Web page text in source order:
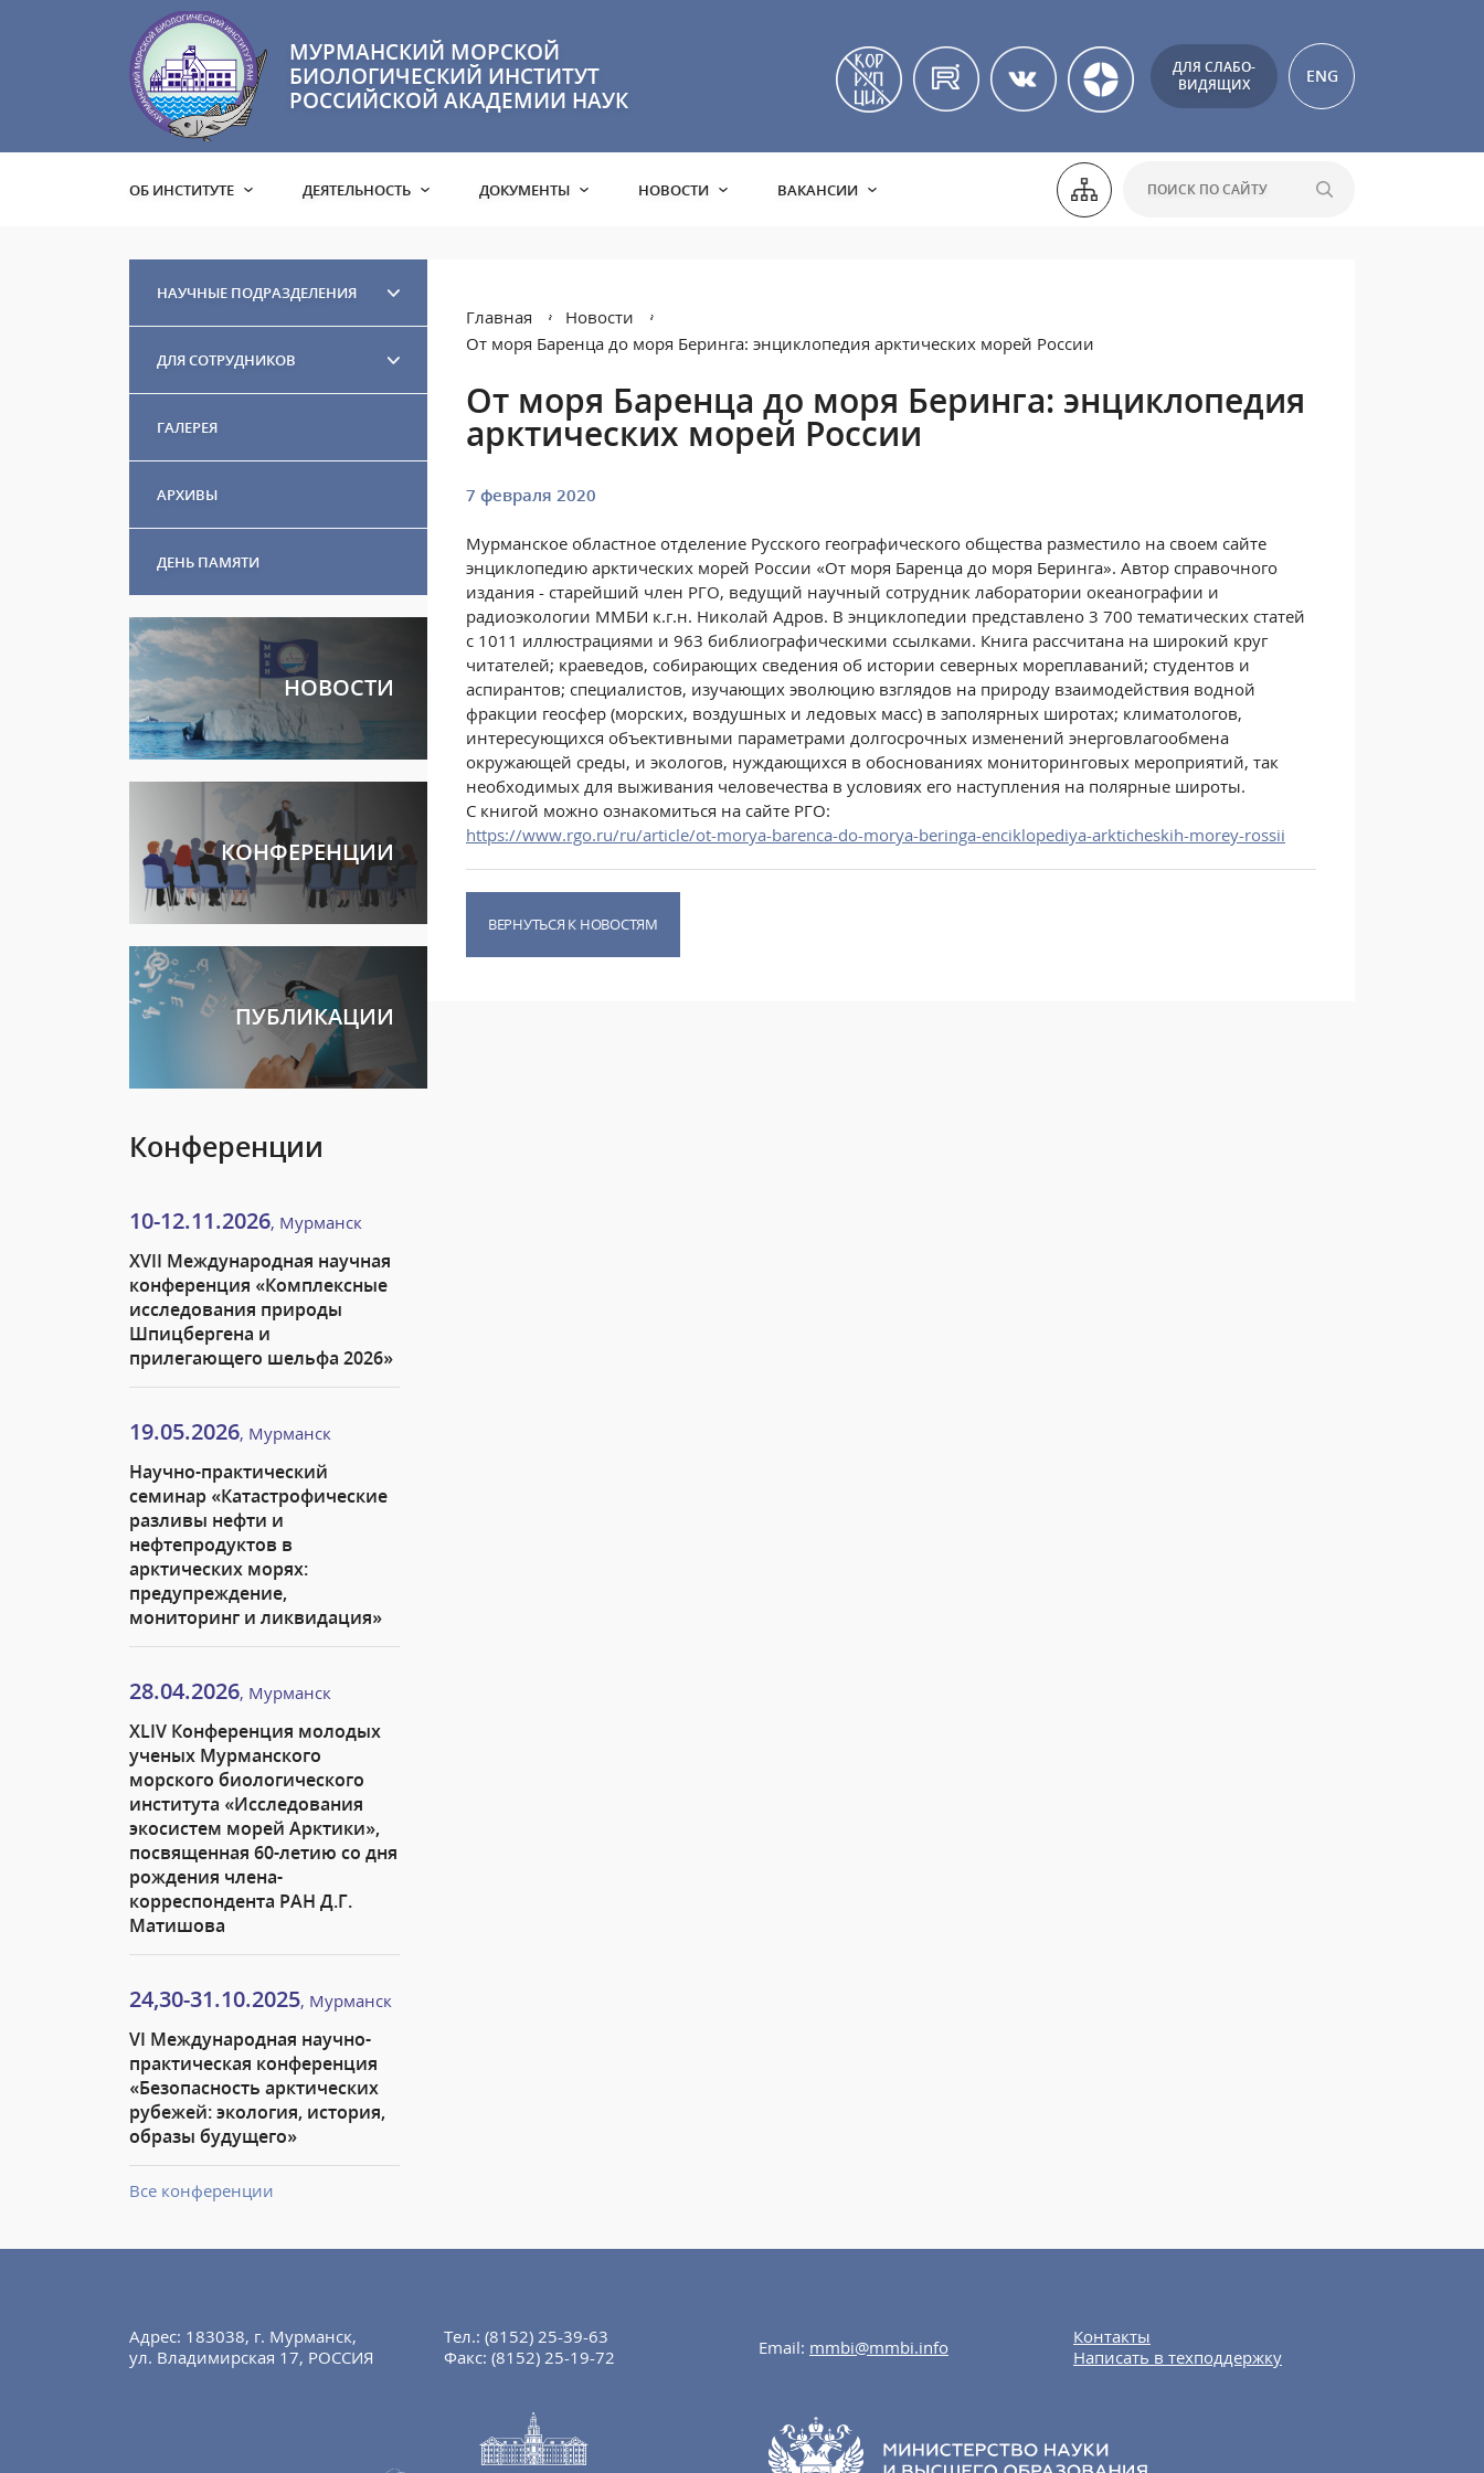
МУРМАНСКИЙ МОРСКОЙ
БИОЛОГИЧЕСКИЙ ИНСТИТУТ
РОССИЙСКОЙ АКАДЕМИИ НАУК
ДЛЯ СЛАБО-
ВИДЯЩИХ
ENG
ОБ ИНСТИТУТЕ ДЕЯТЕЛЬНОСТЬ ДОКУМЕНТЫ НОВОСТИ ВАКАНСИИ
НАУЧНЫЕ ПОДРАЗДЕЛЕНИЯ
ДЛЯ СОТРУДНИКОВ
ГАЛЕРЕЯ
АРХИВЫ
ДЕНЬ ПАМЯТИ
НОВОСТИ
КОНФЕРЕНЦИИ
ПУБЛИКАЦИИ
Конференции
10-12.11.2026, Мурманск
XVII Международная научная
конференция «Комплексные
исследования природы
Шпицбергена и
прилегающего шельфа 2026»
19.05.2026, Мурманск
Научно-практический
семинар «Катастрофические
разливы нефти и
нефтепродуктов в
арктических морях:
предупреждение,
мониторинг и ликвидация»
28.04.2026, Мурманск
XLIV Конференция молодых
ученых Мурманского
морского биологического
института «Исследования
экосистем морей Арктики»,
посвященная 60-летию со дня
рождения члена-
корреспондента РАН Д.Г.
Матишова
24,30-31.10.2025, Мурманск
VI Международная научно-
практическая конференция
«Безопасность арктических
рубежей: экология, история,
образы будущего»
Все конференции
Главная
Новости
От моря Баренца до моря Беринга: энциклопедия арктических морей России
От моря Баренца до моря Беринга: энциклопедия
арктических морей России
7 февраля 2020
Мурманское областное отделение Русского географического общества разместило на своем сайте
энциклопедию арктических морей России «От моря Баренца до моря Беринга». Автор справочного
издания - старейший член РГО, ведущий научный сотрудник лаборатории океанографии и
радиоэкологии ММБИ к.г.н. Николай Адров. В энциклопедии представлено 3 700 тематических статей
с 1011 иллюстрациями и 963 библиографическими ссылками. Книга рассчитана на широкий круг
читателей; краеведов, собирающих сведения об истории северных мореплаваний; студентов и
аспирантов; специалистов, изучающих эволюцию взглядов на природу взаимодействия водной
фракции геосфер (морских, воздушных и ледовых масс) в заполярных широтах; климатологов,
интересующихся объективными параметрами долгосрочных изменений энерговлагообмена
окружающей среды, и экологов, нуждающихся в обоснованиях мониторинговых мероприятий, так
необходимых для выживания человечества в условиях его наступления на полярные широты.
С книгой можно ознакомиться на сайте РГО:
https://www.rgo.ru/ru/article/ot-morya-barenca-do-morya-beringa-enciklopediya-arkticheskih-morey-rossii
ВЕРНУТЬСЯ К НОВОСТЯМ
Адрес: 183038, г. Мурманск,
ул. Владимирская 17, РОССИЯ
Тел.: (8152) 25-39-63
Факс: (8152) 25-19-72 Email: mmbi@mmbi.info
Контакты
Написать в техподдержку